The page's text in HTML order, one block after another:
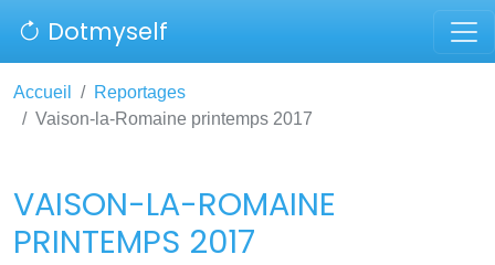
Dotmyself
Accueil
Reportages
Vaison-la-Romaine printemps 2017
VAISON-LA-ROMAINE
PRINTEMPS 2017